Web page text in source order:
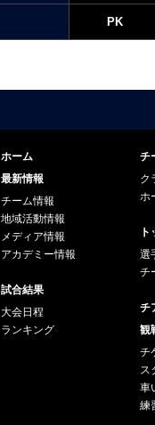
PK
ホーム
最新情報
チーム情報
地域活動情報
メディア情報
アカデミー情報
試合結果
大会日程
ランキング
チ
ク
ホ
選
チ
チ
観
チ
ス
車
練